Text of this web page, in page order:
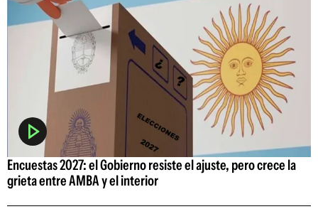
Encuestas 2027: el Gobierno resiste el ajuste, pero crece la
grieta entre AMBA y el interior